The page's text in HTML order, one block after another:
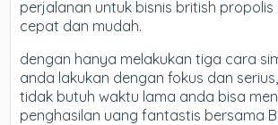
perjalanan untuk bisnis british propolis
cepat dan mudah.
dengan hanya melakukan tiga cara
anda lakukan dengan fokus dan
tidak butuh waktu lama anda bisa
penghasilan uang fantastis bersama